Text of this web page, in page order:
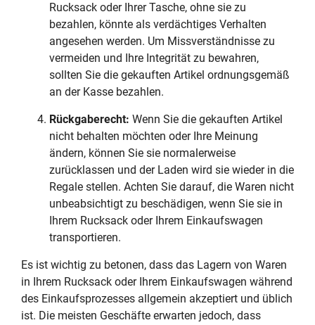
Rucksack oder Ihrer Tasche, ohne sie zu
bezahlen, könnte als verdächtiges Verhalten
angesehen werden. Um Missverständnisse zu
vermeiden und Ihre Integrität zu bewahren,
sollten Sie die gekauften Artikel ordnungsgemäß
an der Kasse bezahlen.
Rückgaberecht: Wenn Sie die gekauften Artikel
nicht behalten möchten oder Ihre Meinung
ändern, können Sie sie normalerweise
zurücklassen und der Laden wird sie wieder in die
Regale stellen. Achten Sie darauf, die Waren nicht
unbeabsichtigt zu beschädigen, wenn Sie sie in
Ihrem Rucksack oder Ihrem Einkaufswagen
transportieren.
Es ist wichtig zu betonen, dass das Lagern von Waren
in Ihrem Rucksack oder Ihrem Einkaufswagen während
des Einkaufsprozesses allgemein akzeptiert und üblich
ist. Die meisten Geschäfte erwarten jedoch, dass